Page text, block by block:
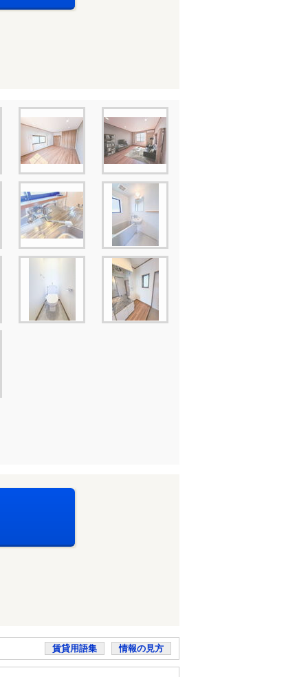
賃貸用語集 情報の見方